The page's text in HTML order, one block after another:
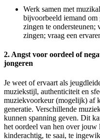
Werk samen met
bijvoorbeeld iemand om
zingen te ondersteunen;
zingen; vraag een
2. Angst voor oordeel of
jongeren
Je weet of ervaart als
muziekstijl, authenticiteit en
muziekvoorkeur (mogelijk) af
generatie. Verschillende
kunnen spanning geven. Dit
het oordeel van hen over jouw
kinderachtig, te saai, te